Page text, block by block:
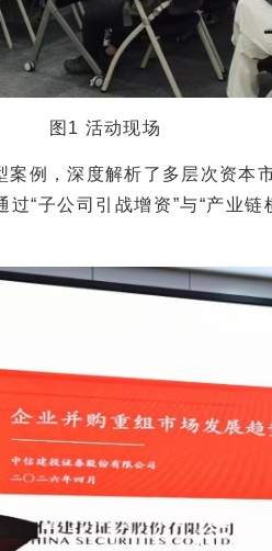
图1 活动现场
，深度解析了多层次资本
“子公司引战增资”与“产业